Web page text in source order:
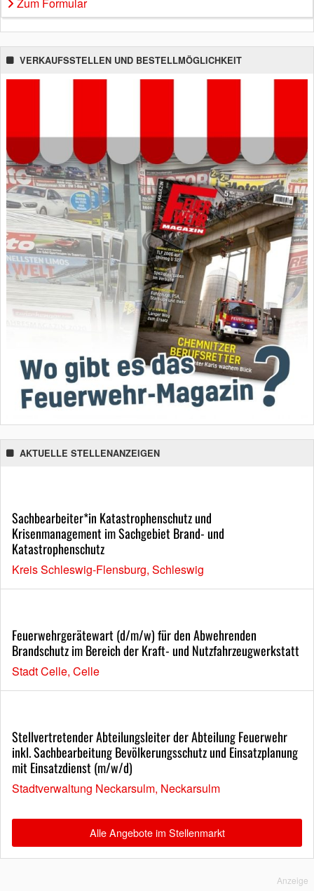
VERKAUFSSTELLEN UND BESTELLMÖGLICHKEIT
AKTUELLE STELLENANZEIGEN
Sachbearbeiter*in Katastrophenschutz und
Krisenmanagement im Sachgebiet Brand- und
Katastrophenschutz
Kreis Schleswig-Flensburg, Schleswig
Feuerwehrgerätewart (d/m/w) für den Abwehrenden
Brandschutz im Bereich der Kraft- und Nutzfahrzeugwerkstatt
Stadt Celle, Celle
Stellvertretender Abteilungsleiter der Abteilung Feuerwehr
inkl. Sachbearbeitung Bevölkerungsschutz und Einsatzplanung
mit Einsatzdienst (m/w/d)
Stadtverwaltung Neckarsulm, Neckarsulm
Alle Angebote im Stellenmarkt
Anzeige